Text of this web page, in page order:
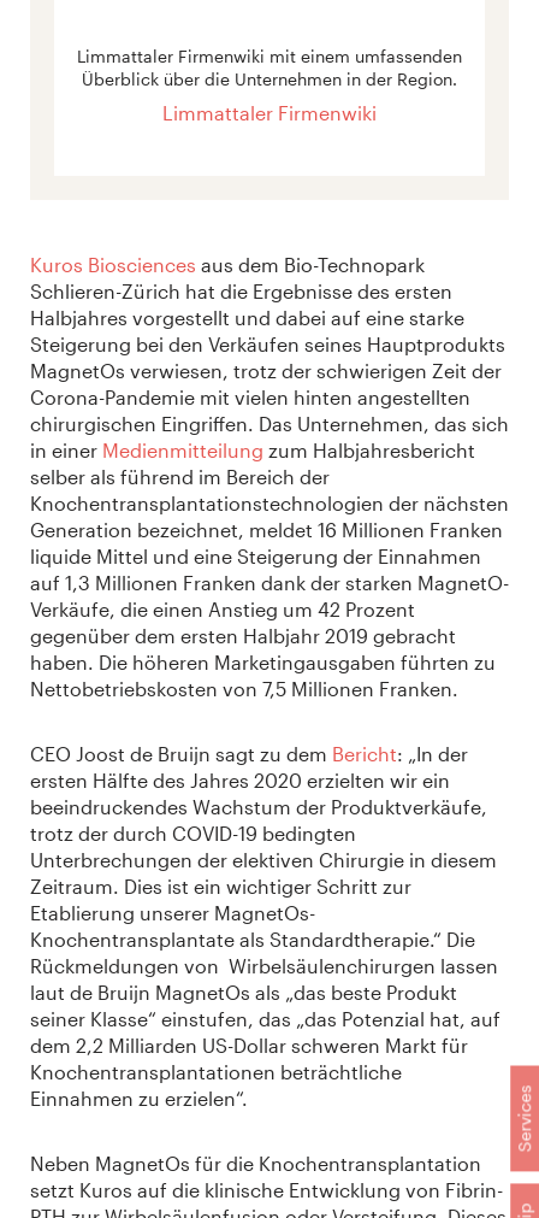
Services
Limmattaler Firmenwiki mit einem umfassenden
Überblick über die Unternehmen in der Region.
Limmattaler Firmenwiki
Kuros Biosciences aus dem Bio-Technopark
Schlieren-Zürich hat die Ergebnisse des ersten
Halbjahres vorgestellt und dabei auf eine starke
Steigerung bei den Verkäufen seines Hauptprodukts
MagnetOs verwiesen, trotz der schwierigen Zeit der
Corona-Pandemie mit vielen hinten angestellten
chirurgischen Eingriffen. Das Unternehmen, das sich
in einer Medienmitteilung zum Halbjahresbericht
selber als führend im Bereich der
Knochentransplantationstechnologien der nächsten
Generation bezeichnet, meldet 16 Millionen Franken
liquide Mittel und eine Steigerung der Einnahmen
auf 1,3 Millionen Franken dank der starken MagnetO-
Verkäufe, die einen Anstieg um 42 Prozent
gegenüber dem ersten Halbjahr 2019 gebracht
haben. Die höheren Marketingausgaben führten zu
Nettobetriebskosten von 7,5 Millionen Franken.
CEO Joost de Bruijn sagt zu dem Bericht: „In der
ersten Hälfte des Jahres 2020 erzielten wir ein
beeindruckendes Wachstum der Produktverkäufe,
trotz der durch COVID-19 bedingten
Unterbrechungen der elektiven Chirurgie in diesem
Zeitraum. Dies ist ein wichtiger Schritt zur
Etablierung unserer MagnetOs-
Knochentransplantate als Standardtherapie.“ Die
Rückmeldungen von Wirbelsäulenchirurgen lassen
laut de Bruijn MagnetOs als „das beste Produkt
seiner Klasse“ einstufen, das „das Potenzial hat, auf
dem 2,2 Milliarden US-Dollar schweren Markt für
Knochentransplantationen beträchtliche
Einnahmen zu erzielen“.
Neben MagnetOs für die Knochentransplantation
setzt Kuros auf die klinische Entwicklung von Fibrin-